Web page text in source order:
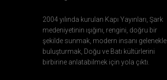
2004 yılında kurulan Kapı Yayınları, Şark
medeniyetinin ışığını, rengini, doğru bir
şekilde sunmak, modern insanı gelenekle
buluşturmak, Doğu ve Batı kültürlerini
birbirine anlatabilmek için yola çıktı.